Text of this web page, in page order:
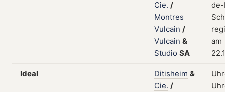
Cie. /
Montres
Vulcain /
Vulcain &
Studio SA
de-
am
Ideal Ditisheim &
Cie. /